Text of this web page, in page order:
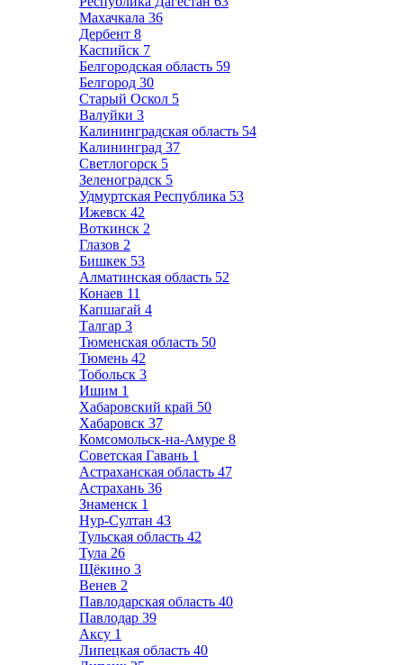
Махачкала 36
Дербент 8
Каспийск 7
Белгородская область 59
Белгород 30
Старый Оскол 5
Валуйки 3
Калининградская область 54
Калининград 37
Светлогорск 5
Зеленоградск 5
Удмуртская Республика 53
Ижевск 42
Воткинск 2
Глазов 2
Бишкек 53
Алматинская область 52
Конаев 11
Капшагай 4
Талгар 3
Тюменская область 50
Тюмень 42
Тобольск 3
Ишим 1
Хабаровский край 50
Хабаровск 37
Комсомольск-на-Амуре 8
Советская Гавань 1
Астраханская область 47
Астрахань 36
Знаменск 1
Нур-Султан 43
Тульская область 42
Тула 26
Щёкино 3
Венев 2
Павлодарская область 40
Павлодар 39
Аксу 1
Липецкая область 40